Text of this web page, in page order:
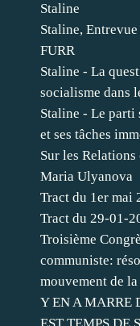
Staline
Staline,
FURR
Staline - La
socialisme dans
Staline - Le parti
et ses tâches
Sur les
Maria Ulyanova
Tract du 1er mai
Tract du 29-01-
Troisième
communiste:
mouvement de
Y EN A MARRE